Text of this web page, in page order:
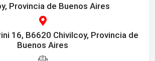
Provincia de Buenos Aires
16, B6620 Chivilcoy, Provincia de
Buenos Aires